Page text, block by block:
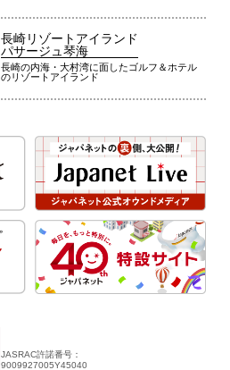
長崎リゾートアイランド
パサージュ琴海
長崎の内海・大村湾に面したゴルフ＆ホテル
のリゾートアイランド
JASRAC許諾番号：
9009927005Y45040